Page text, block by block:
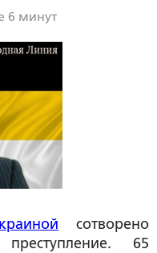
6 минут
сотворено
65